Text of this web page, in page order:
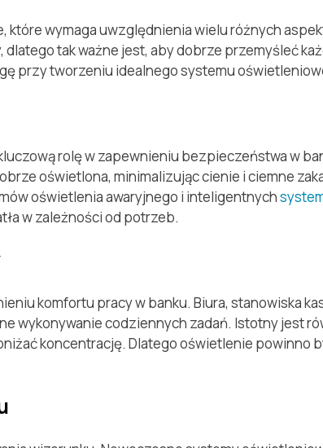
które wymaga uwzględnienia wielu różnych
tak ważne jest, aby dobrze przemyśleć
przy tworzeniu idealnego systemu
rolę w zapewnieniu bezpieczeństwa w
oświetlona, minimalizując cienie i ciemne
oświetlenia awaryjnego i inteligentnych
w zależności od potrzeb.
komfortu pracy w banku. Biura, stanowiska
wykonywanie codziennych zadań. Istotny jest
koncentrację. Dlatego oświetlenie